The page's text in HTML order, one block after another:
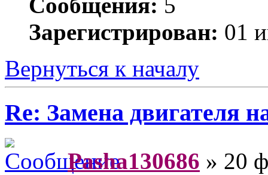
Зарегистрирован: 01
Вернуться к началу
Re: Замена двигателя
Pasha130686 » 20